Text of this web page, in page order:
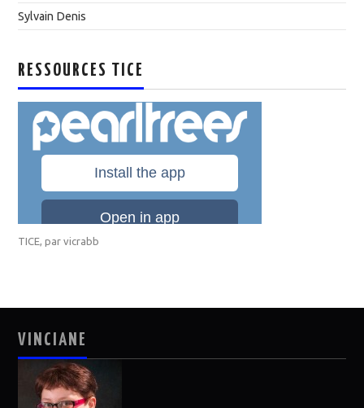
Sylvain Denis
RESSOURCES TICE
TICE, parvicrabb
VINCIANE